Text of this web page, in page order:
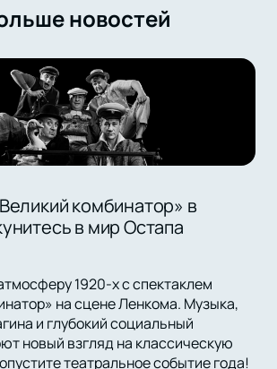
новостей
комбинатор» в
в мир Остапа
1920-х с спектаклем
на сцене Ленкома. Музыка,
и глубокий социальный
новый взгляд на классическую
театральное событие года!